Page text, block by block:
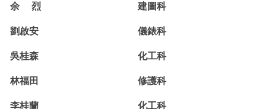
余 烈 建圖科
劉啟安 儀錶科
吳桂森 化工科
林福田 修護科
李桂蘭 化工科